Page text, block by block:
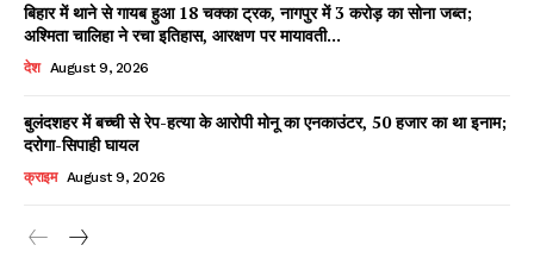
Facebook
X WhatsApp
Share
Read Latest News on AIN
बिहार में थाने से गायब हुआ 18 चक्का ट्रक, नागपुर में 3 करोड़ का सोना जब्त;
अश्मिता चालिहा ने रचा इतिहास, आरक्षण पर मायावती...
देश August 9, 2026
बुलंदशहर में बच्ची से रेप-हत्या के आरोपी मोनू का एनकाउंटर, 50 हजार का था इनाम;
दरोगा-सिपाही घायल
क्राइम August 9, 2026